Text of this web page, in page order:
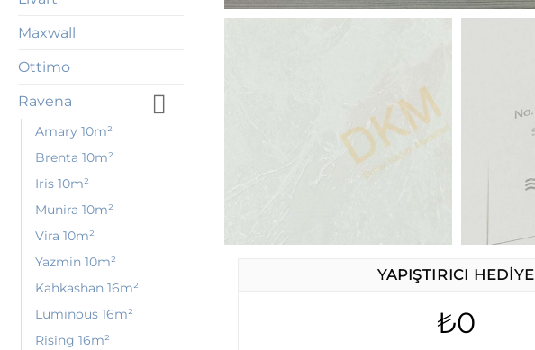
Maxwall
Ottimo
Ravena
Amary 10m²
Brenta 10m²
Iris 10m²
Munira 10m²
Vira 10m²
Yazmin 10m²
Kahkashan 16m²
Luminous 16m²
Rising 16m²
YAPIŞTIRICI HEDIYE
₺0